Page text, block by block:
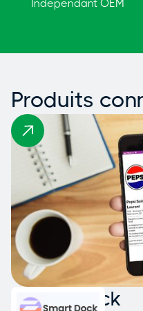
Indépendant OEM
Produits
Smart Dock